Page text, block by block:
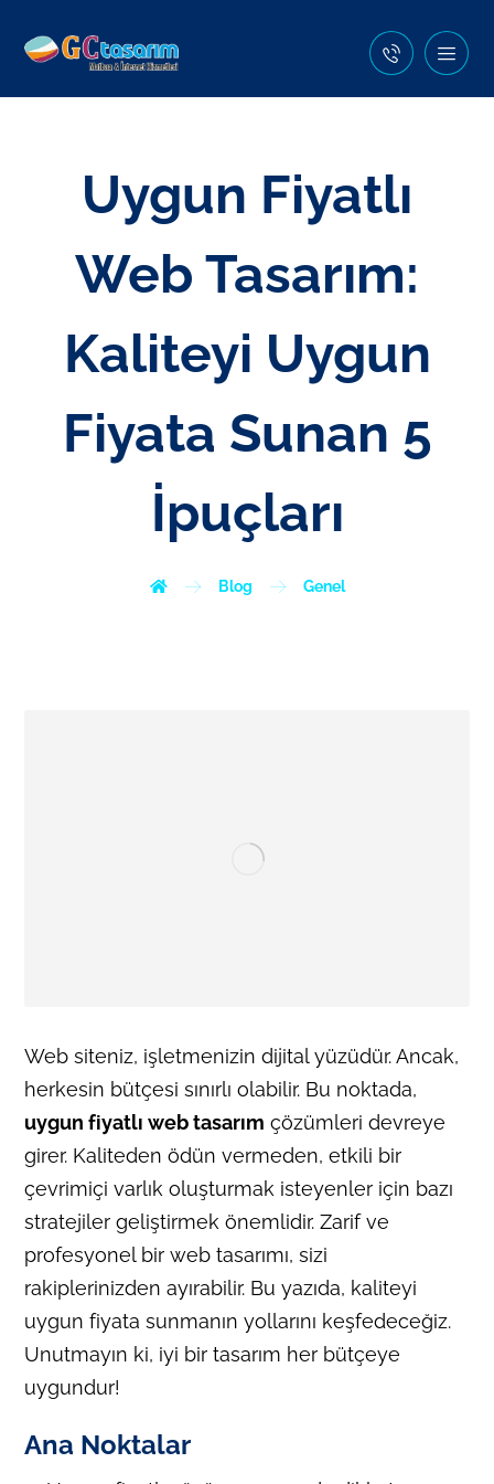
Uygun Fiyatlı
Web Tasarım:
Kaliteyi Uygun
Fiyata Sunan 5
İpuçları
Blog Genel
Web siteniz, işletmenizin dijital yüzüdür. Ancak,
herkesin bütçesi sınırlı olabilir. Bu noktada,
uygun fiyatlı web tasarım çözümleri devreye
girer. Kaliteden ödün vermeden, etkili bir
çevrimiçi varlık oluşturmak isteyenler için bazı
stratejiler geliştirmek önemlidir. Zarif ve
profesyonel bir web tasarımı, sizi
rakiplerinizden ayırabilir. Bu yazıda, kaliteyi
uygun fiyata sunmanın yollarını keşfedeceğiz.
Unutmayın ki, iyi bir tasarım her bütçeye
uygundur!
Ana Noktalar